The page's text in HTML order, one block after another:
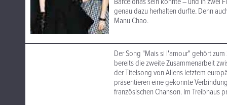
genau dazu herhalten durfte. Denn
Manu Chao.
Der Song "Mais si l'amour" gehört
bereits die zweite Zusammenarbeit
der Titelsong von Allens letztem
präsentieren eine gekonnte
französischen Chanson. Im Treibhaus